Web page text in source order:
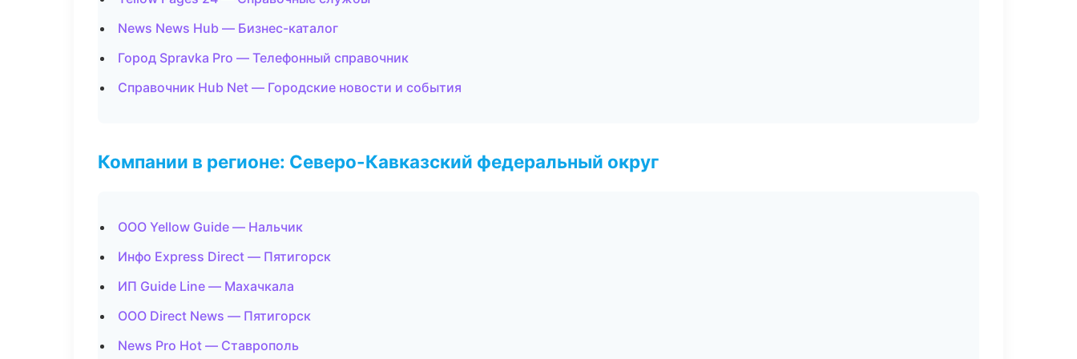
News News Hub — Бизнес-каталог
Город Spravka Pro — Телефонный справочник
Справочник Hub Net — Городские новости и события
Компании в регионе: Северо-Кавказский федеральный округ
ООО Yellow Guide — Нальчик
Инфо Express Direct — Пятигорск
ИП Guide Line — Махачкала
ООО Direct News — Пятигорск
News Pro Hot — Ставрополь